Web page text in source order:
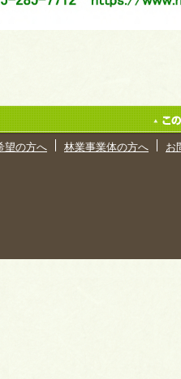
望の方へ 林業事業体の方へ お